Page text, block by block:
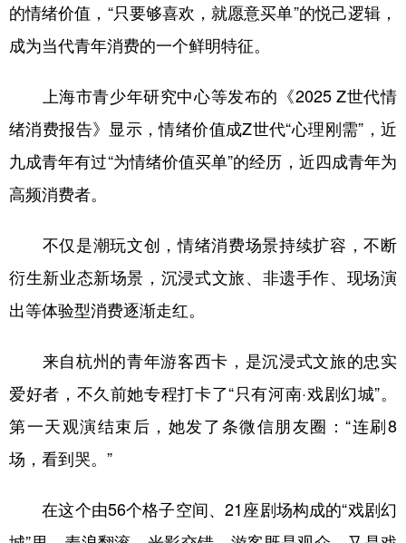
的情绪价值，“只要够喜欢，就愿意买单”的悦己逻辑，
成为当代青年消费的一个鲜明特征。
上海市青少年研究中心等发布的《2025 Z世代情
绪消费报告》显示，情绪价值成Z世代“心理刚需”，近
九成青年有过“为情绪价值买单”的经历，近四成青年为
高频消费者。
不仅是潮玩文创，情绪消费场景持续扩容，不断
衍生新业态新场景，沉浸式文旅、非遗手作、现场演
出等体验型消费逐渐走红。
来自杭州的青年游客西卡，是沉浸式文旅的忠实
爱好者，不久前她专程打卡了“只有河南·戏剧幻城”。
第一天观演结束后，她发了条微信朋友圈：“连刷8
场，看到哭。”
在这个由56个格子空间、21座剧场构成的“戏剧幻